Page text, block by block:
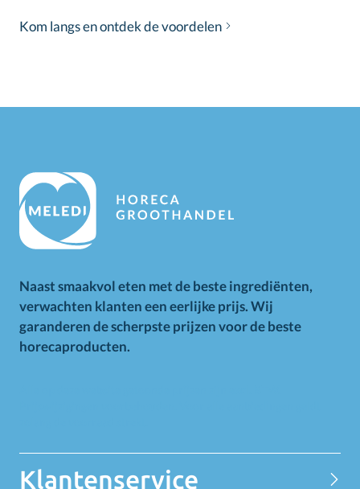
Kom langs en ontdek de voordelen
Naast smaakvol eten met de beste ingrediënten,
verwachten klanten een eerlijke prijs. Wij
garanderen de scherpste prijzen voor de beste
horecaproducten.
Klantenservice